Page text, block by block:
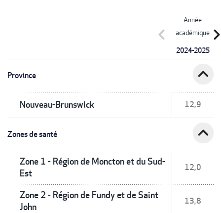
Année
académique
2024-2025
chevron_left
Province expand_less
Nouveau-Brunswick 12,9
Zones de santé expand_less
Zone 1 - Région de Moncton et du Sud-
Est
12,0
Zone 2 - Région de Fundy et de Saint
John
13,8